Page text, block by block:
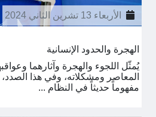
الأربعاء 13 تشرين الثاني 2024
الهجرة والحدود الإنسانية
يُمثّل اللجوء والهجرة وآثارهما
المعاصر ومشكلاته، وفي هذا الصدد،
مفهوماً حديثاً في النظام ...